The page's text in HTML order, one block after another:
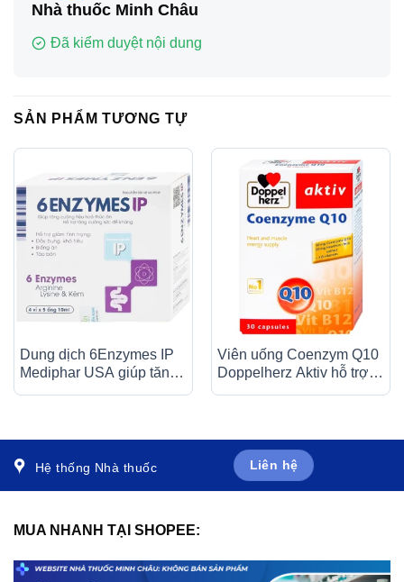
Nhà thuốc Minh Châu
Đã kiểm duyệt nội dung
SẢN PHẨM TƯƠNG TỰ
Dung dịch 6Enzymes IP
Mediphar USA giúp tăng
Viên uống Coenzym Q10
Doppelherz Aktiv hỗ trợ
Hệ thống Nhà thuốc Liên hệ
MUA NHANH TẠI SHOPEE: